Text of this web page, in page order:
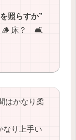
照らすか”
🪵 床？ 🛋️
はかなり柔
なり上手い